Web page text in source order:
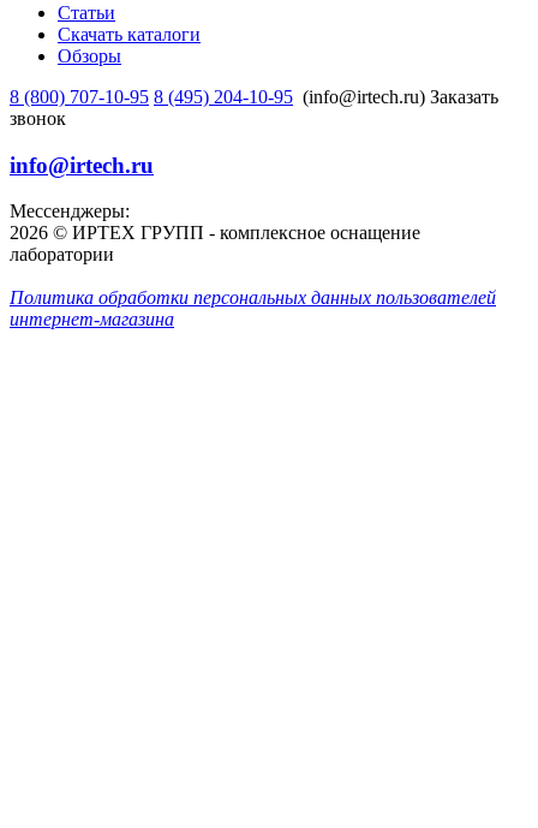
Статьи
Скачать каталоги
Обзоры
8 (800) 707-10-95 8 (495) 204-10-95 (info@irtech.ru) Заказать
звонок
info@irtech.ru
Мессенджеры:
2026 © ИРТЕХ ГРУПП - комплексное оснащение
лаборатории
Политика обработки персональных данных пользователей
интернет-магазина